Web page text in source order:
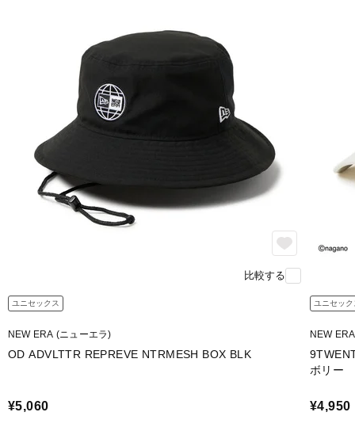
比較する
ユニセックス
NEW ERA (ニューエラ)
OD ADVLTTR REPREVE NTRMESH BOX BLK
¥5,060
ユニセック
NEW
ボリー
¥4,950